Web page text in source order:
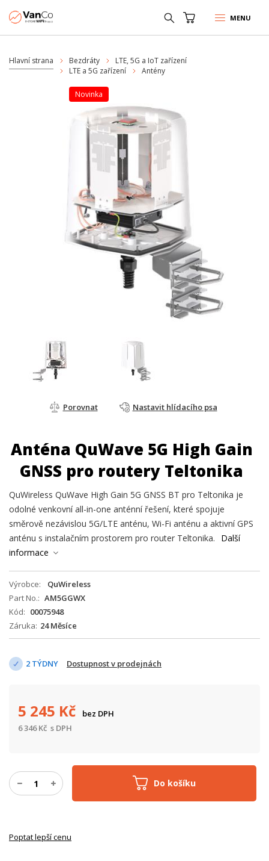
MENU
Hlavní strana Bezdráty
LTE, 5G a IoT zařízení
LTE a 5G zařízení
Antény
Novinka
Porovnat Nastavit hlídacího psa
Anténa QuWave 5G High Gain
GNSS pro routery Teltonika
QuWireless QuWave High Gain 5G GNSS BT pro Teltonika je
odolné venkovní all-in-one anténní řešení, které spojuje
směrově nezávislou 5G/LTE anténu, Wi-Fi anténu a aktivní GPS
anténu s instalačním prostorem pro router Teltonika.
Další
informace
Výrobce
QuWireless
Part No.
AM5GGWX
Kód
00075948
Záruka 24 Měsíce
2 TÝDNY Dostupnost v prodejnách
Do košíku
5 245 Kč
bez DPH
6 346Kč s DPH
Poptat lepší cenu